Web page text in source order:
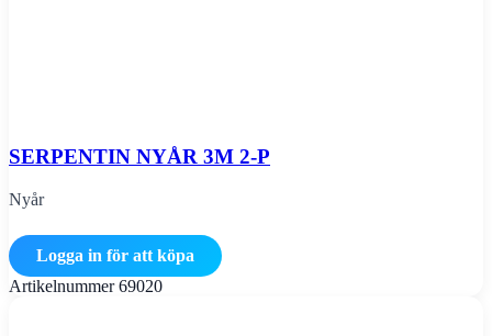
SERPENTIN NYÅR 3M 2-P
Nyår
Logga in för att köpa
Artikelnummer69020